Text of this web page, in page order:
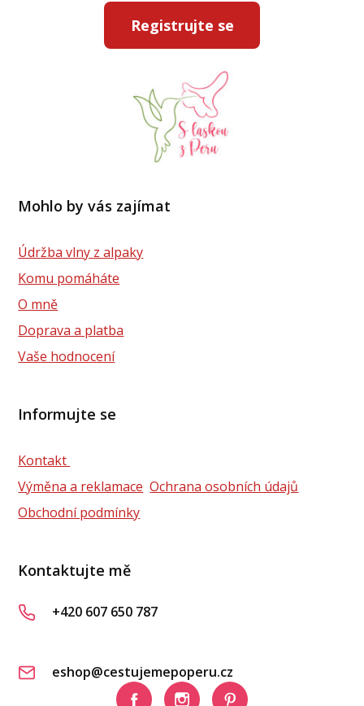
Registrujte se
Mohlo by vás zajímat
Údržba vlny z alpaky
Komu pomáháte
O mně
Doprava a platba
Vaše hodnocení
Informujte se
Kontakt
Výměna a reklamace Ochrana osobních údajů
Obchodní podmínky
Kontaktujte mě
+420 607 650 787
eshop@cestujemepoperu.cz